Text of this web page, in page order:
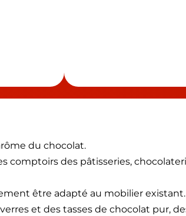
du chocolat.
des pâtisseries,
être adapté au mobilier existant.
et des tasses de chocolat pur,